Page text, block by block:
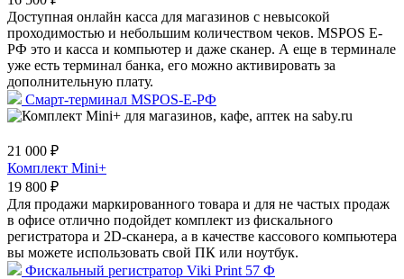
Доступная онлайн касса для магазинов с невысокой
проходимостью и небольшим количеством чеков. MSPOS Е-
РФ это и касса и компьютер и даже сканер. А еще в терминале
уже есть терминал банка, его можно активировать за
дополнительную плату.
Смарт-терминал MSPOS-E-РФ
21 000 ₽
Комплект Mini+
19 800 ₽
Для продажи маркированного товара и для не частых продаж
в офисе отлично подойдет комплект из фискального
регистратора и 2D-сканера, а в качестве кассового компьютера
вы можете использовать свой ПК или ноутбук.
Фискальный регистратор Viki Print 57 Ф